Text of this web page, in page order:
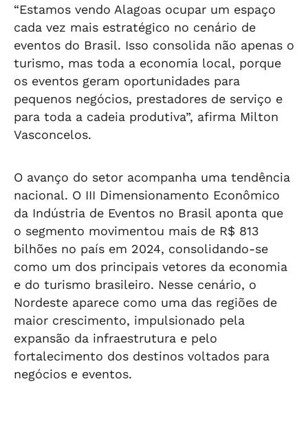
“Estamos vendo Alagoas ocupar um espaço
cada vez mais estratégico no cenário de
eventos do Brasil. Isso consolida não apenas o
turismo, mas toda a economia local, porque
os eventos geram oportunidades para
pequenos negócios, prestadores de serviço e
para toda a cadeia produtiva”, afirma Milton
Vasconcelos.
O avanço do setor acompanha uma tendência
nacional. O III Dimensionamento Econômico
da Indústria de Eventos no Brasil aponta que
o segmento movimentou mais de R$ 813
bilhões no país em 2024, consolidando-se
como um dos principais vetores da economia
e do turismo brasileiro. Nesse cenário, o
Nordeste aparece como uma das regiões de
maior crescimento, impulsionado pela
expansão da infraestrutura e pelo
fortalecimento dos destinos voltados para
negócios e eventos.